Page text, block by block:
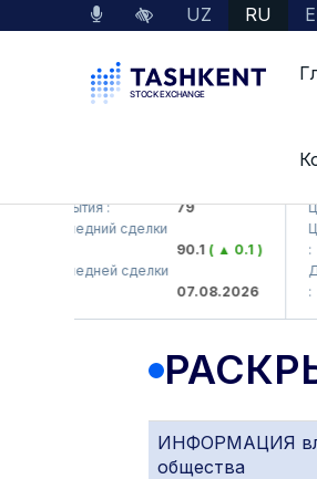
UZ RU
закрытия :
79
последний сделки
90.1( ▲ 0.1 )
последней сделки
07.08.2026
ИНФОРМАЦИЯ
общества